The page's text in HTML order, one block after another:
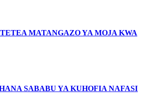
MATANGAZO YA MOJA KWA
SABABU YA KUHOFIA NAFASI